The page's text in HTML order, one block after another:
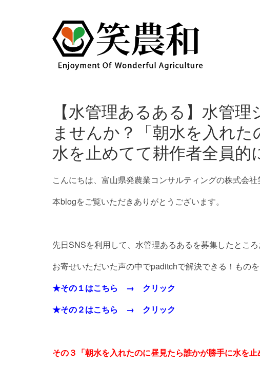
【水管理あるある】水管
ませんか？「朝水を入れ
水を止めてて耕作者全員的
こんにちは、富山県発農業コンサルティングの株式会社
本blogをご覧いただきありがとうございます。
先日SNSを利用して、水管理あるあるを募集したとこ
お寄せいただいた声の中でpaditchで解決できる！もの
★その１はこちら → クリック
★その２はこちら → クリック
その３「朝水を入れたのに昼見たら誰かが勝手に水を